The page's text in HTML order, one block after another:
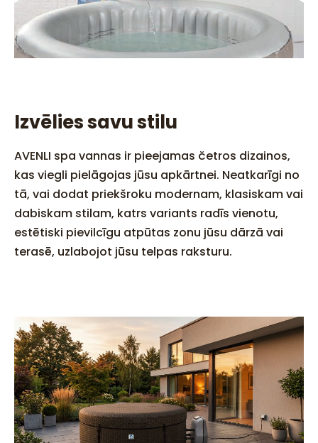
Izvēlies savu stilu
AVENLI spa vannas ir pieejamas četros dizainos,
kas viegli pielāgojas jūsu apkārtnei. Neatkarīgi no
tā, vai dodat priekšroku modernam, klasiskam vai
dabiskam stilam, katrs variants radīs vienotu,
estētiski pievilcīgu atpūtas zonu jūsu dārzā vai
terasē, uzlabojot jūsu telpas raksturu.